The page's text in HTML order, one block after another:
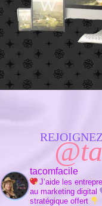
tacomfacile
J’aide les
au marketing digital
stratégique offert